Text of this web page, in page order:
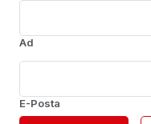
Ad
E-Posta